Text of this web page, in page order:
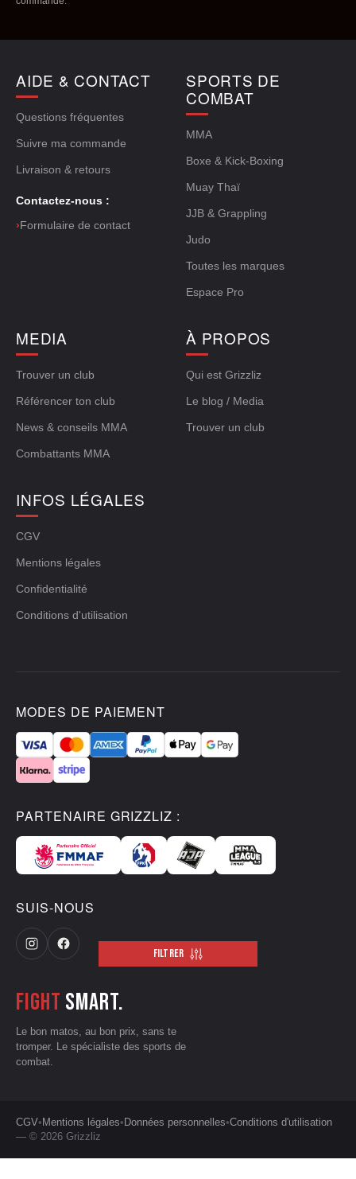
AIDE & CONTACT
Questions fréquentes
Suivre ma commande
Livraison & retours
Contactez-nous :
›Formulaire de contact
SPORTS DE
COMBAT
MMA
Boxe & Kick-Boxing
Muay Thaï
JJB & Grappling
Judo
Toutes les marques
Espace Pro
MEDIA
Trouver un club
Référencer ton club
News & conseils MMA
Combattants MMA
À PROPOS
Qui est Grizzliz
Le blog / Media
Trouver un club
INFOS LÉGALES
CGV
Mentions légales
Confidentialité
Conditions d'utilisation
MODES DE PAIEMENT
PARTENAIRE GRIZZLIZ :
SUIS-NOUS
Fight smart.
Le bon matos, au bon prix, sans te
tromper. Le spécialiste des sports de
combat.
CGV• Mentions légales• Données personnelles•Conditions d'utilisation
— © 2026 Grizzliz
FILTRER